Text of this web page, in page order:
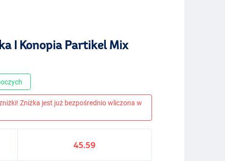
I Konopia Partikel Mix
Zniżka jest już bezpośrednio wliczona w
45.59